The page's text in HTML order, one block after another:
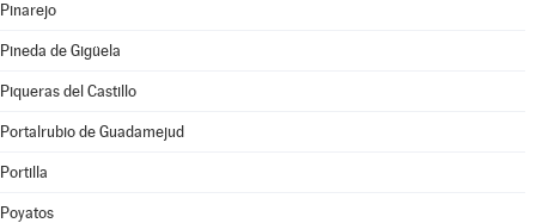
Pinarejo
Pineda de Gigüela
Piqueras del Castillo
Portalrubio de Guadamejud
Portilla
Poyatos